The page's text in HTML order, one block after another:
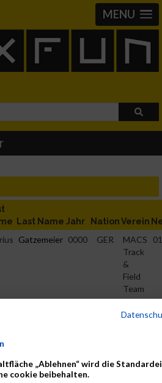
MENU
Last Name Jahr NationVerein
Gatzemeier 0000 GER
MACS
Track
&
Field
Team
Track
Gatzemeier 0000
„Ablehnen“ wird die
cookie beibehalten.